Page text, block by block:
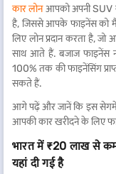
कार लोनआपको अपनी SUV
है, जिससे आपके फाइनेंस को
लिए लोन प्रदान करता है, जो
साथ आते हैं. बजाज फाइनेंस
100% तक की फाइनेंसिंग
सकते हैं.
आगे पढ़ें और जानें कि इस
आपकी कार खरीदने के लिए
भारत में ₹20 लाख से कम
यहां दी गई है